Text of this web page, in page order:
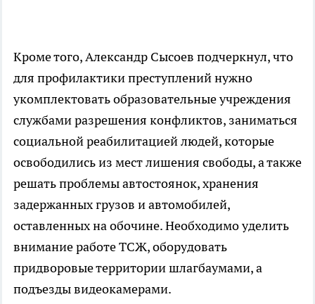
Кроме того, Александр Сысоев подчеркнул, что
для профилактики преступлений нужно
укомплектовать образовательные учреждения
службами разрешения конфликтов, заниматься
социальной реабилитацией людей, которые
освободились из мест лишения свободы, а также
решать проблемы автостоянок, хранения
задержанных грузов и автомобилей,
оставленных на обочине. Необходимо уделить
внимание работе ТСЖ, оборудовать
придворовые территории шлагбаумами, а
подъезды видеокамерами.